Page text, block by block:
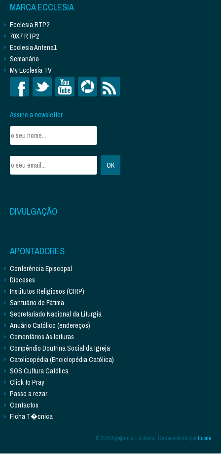
MARCA ECCLESIA
Ecclesia RTP2
70X7 RTP2
Ecclesia Antena1
Semanário
My Ecclesia TV
Assine a newsletter
DIVULGAÇÃO
APONTADORES
Conferência Episcopal
Dioceses
Institutos Religiosos (CIRP)
Santuário de Fátima
Secretariado Nacional da Liturgia
Anuário Católico (endereços)
Comentários às leituras
Compêndio Doutrina Social da Igreja
Catolicopédia (Enciclopédia Católica)
SOS Cultura Católica
Click to Pray
Passo a rezar
Contactos
Ficha T�cnica
© 2014 Ag�ncia Ecclesia. Desenvolvido porItcode